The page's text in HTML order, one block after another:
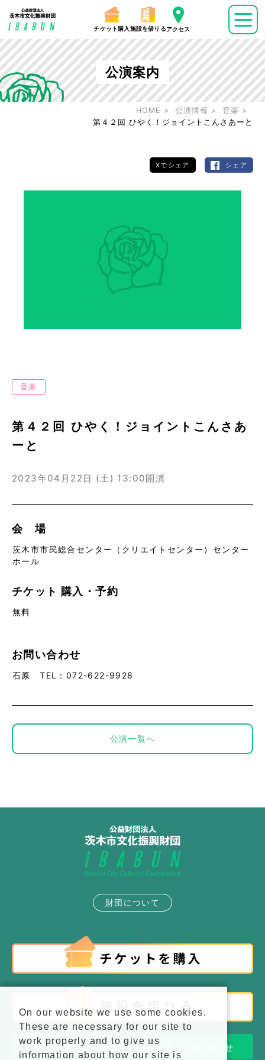
チケット購入 施設を借りるアクセス
公演案内
HOME 公演情報
音楽
第４２回 ひやく！ジョイントこんさあーと
Xでシェア シェア
音楽
第４２回 ひやく！ジョイントこんさあ
ーと
2023年04月22日 (土) 13:00開演
会 場
茨木市市民総合センター（クリエイトセンター）センター
ホール
チケット 購入・予約
無料
お問い合わせ
石原 TEL：072-622-9928
公演一覧へ
財団について
施設アクセス お問い合わせ
On our website we use some cookies.
These are necessary for our site to
work properly and to give us
information about how our site is